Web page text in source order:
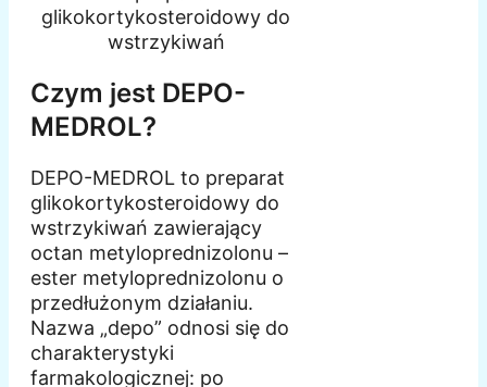
Czym jest DEPO-
MEDROL?
DEPO-MEDROL to preparat
glikokortykosteroidowy do
wstrzykiwań zawierający
octan metyloprednizolonu –
ester metyloprednizolonu o
przedłużonym działaniu.
Nazwa „depo” odnosi się do
charakterystyki
farmakologicznej: po